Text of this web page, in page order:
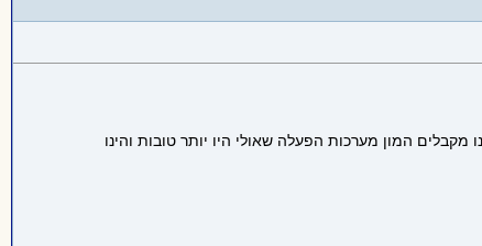
המון מערכות הפעלה שאולי היו יותר טובות והינו